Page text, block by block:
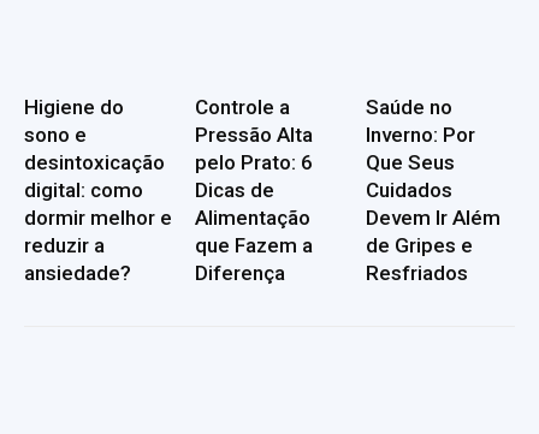
Higiene do
sono e
desintoxicação
digital: como
dormir melhor e
reduzir a
ansiedade?
Controle a
Pressão Alta
pelo Prato: 6
Dicas de
Alimentação
que Fazem a
Diferença
Saúde no
Inverno: Por
Que Seus
Cuidados
Devem Ir Além
de Gripes e
Resfriados